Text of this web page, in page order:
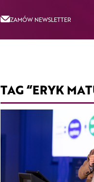
ZAMÓW NEWSLETTER
TAG “ERYK